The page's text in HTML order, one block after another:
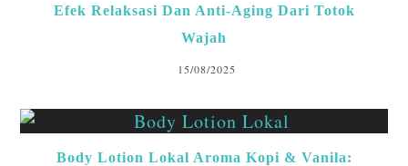
Efek Relaksasi Dan Anti-Aging Dari Totok
Wajah
15/08/2025
Body Lotion Lokal Aroma Kopi & Vanila: